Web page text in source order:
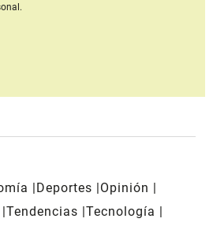
Deportes
Opinión
Tendencias Tecnología